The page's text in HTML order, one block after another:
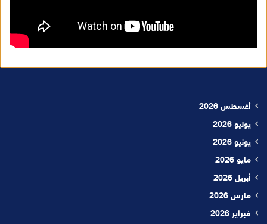
أغسطس 2026
يوليو 2026
يونيو 2026
مايو 2026
أبريل 2026
مارس 2026
فبراير 2026